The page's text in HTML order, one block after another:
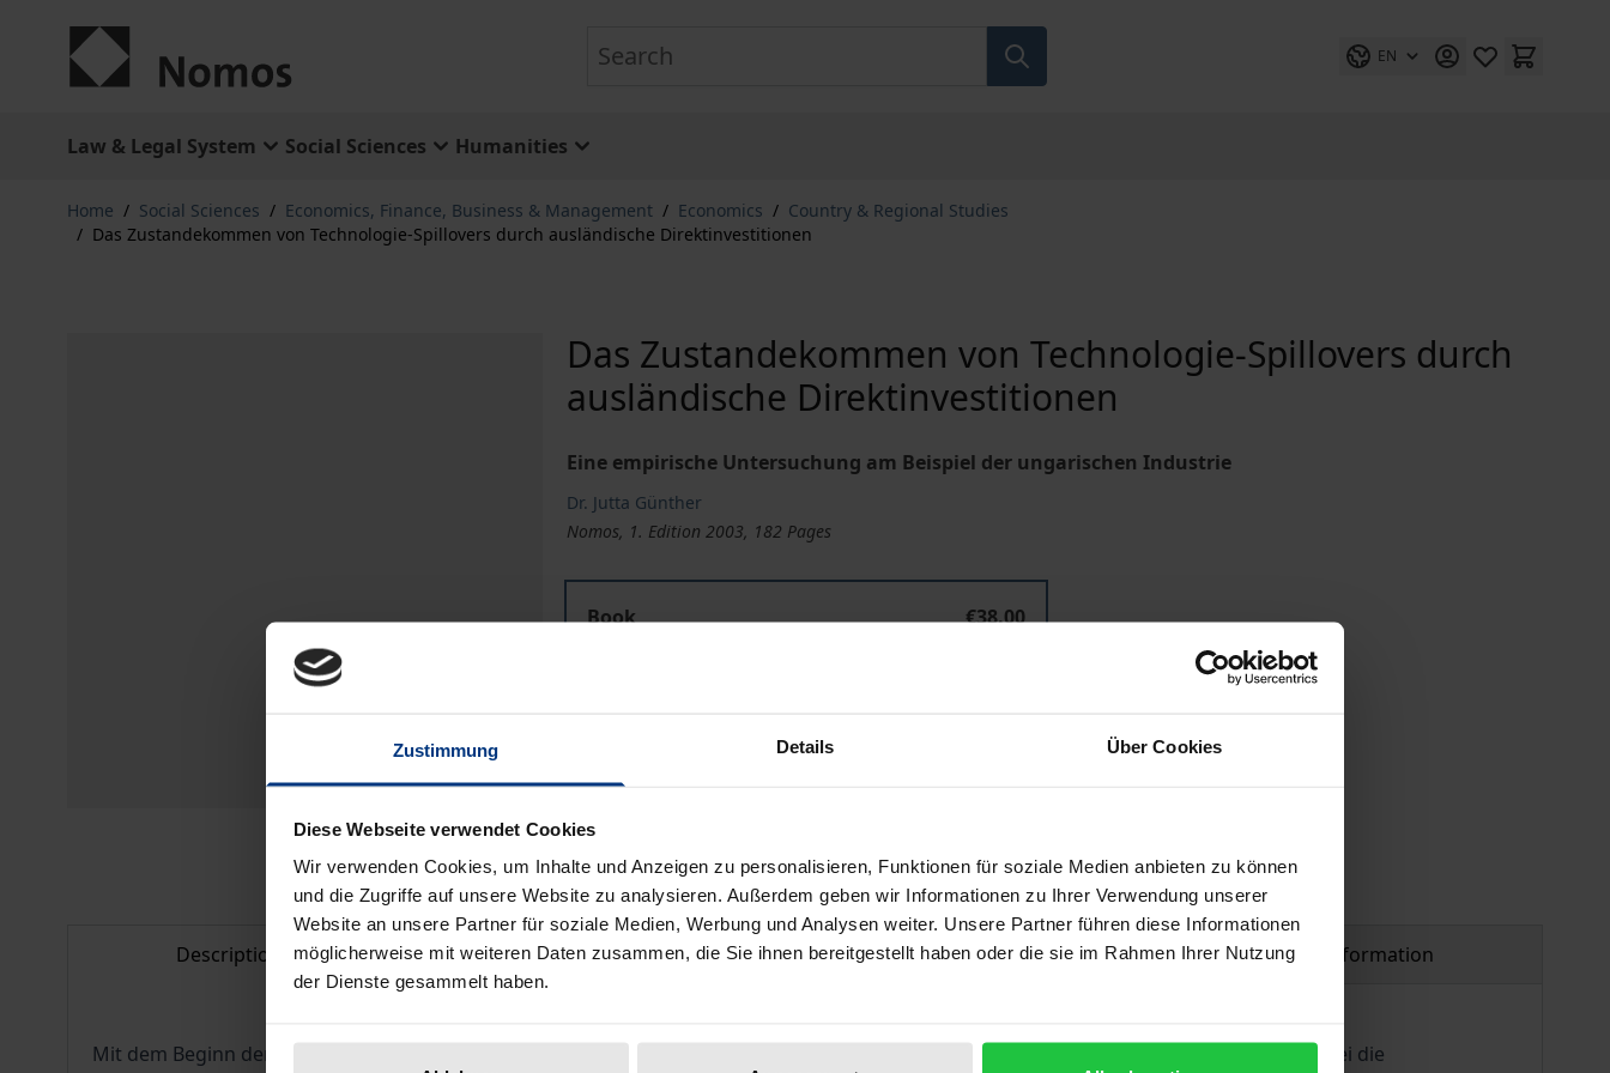
Zustimmung Details Über Cookies
Diese Webseite verwendet Cookies
Wir verwenden Cookies, um Inhalte und Anzeigen zu personalisieren, Funktionen für soziale Medien anbieten zu können
und die Zugriffe auf unsere Website zu analysieren. Außerdem geben wir Informationen zu Ihrer Verwendung unserer
Website an unsere Partner für soziale Medien, Werbung und Analysen weiter. Unsere Partner führen diese Informationen
möglicherweise mit weiteren Daten zusammen, die Sie ihnen bereitgestellt haben oder die sie im Rahmen Ihrer Nutzung
der Dienste gesammelt haben.
EN
Law & Legal System Social Sciences Humanities
Home / Social Sciences / Economics, Finance, Business & Management / Economics / Country & Regional Studies
/ Das Zustandekommen von Technologie-Spillovers durch ausländische Direktinvestitionen
Das Zustandekommen von Technologie-Spillovers durch
ausländische Direktinvestitionen
Eine empirische Untersuchung am Beispiel der ungarischen Industrie
Dr. Jutta Günther
Nomos, 1. Edition 2003, 182 Pages
Book
€38.00
Add to Cart
Delivery cost notice
Description Bibliographical data Reviews Product safety information
Mit dem Beginn der Transformation in den Ländern Mittelosteuropas nahmen auch die ausländischen Direktinvestitionen rapide zu, wobei die